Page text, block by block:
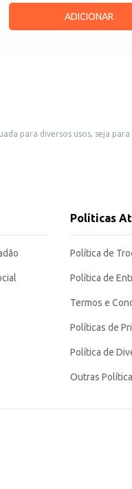
ADICIONAR
Políticas
Política de
Política de
Termos e
Políticas de
Política de
Outras